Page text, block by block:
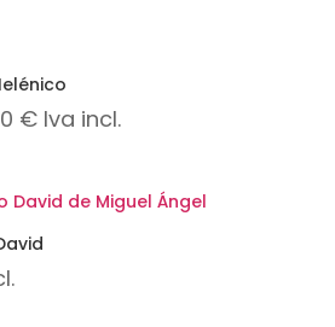
€Rango
precios:
Iva incl.